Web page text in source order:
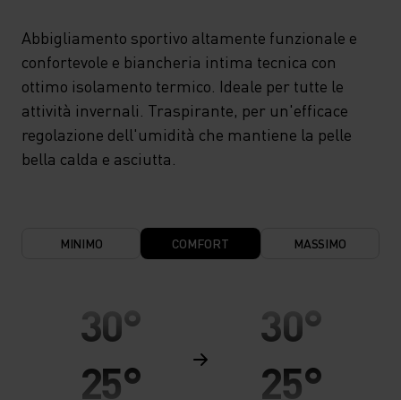
Abbigliamento sportivo altamente funzionale e
confortevole e biancheria intima tecnica con
ottimo isolamento termico. Ideale per tutte le
attività invernali. Traspirante, per un'efficace
regolazione dell'umidità che mantiene la pelle
bella calda e asciutta.
MINIMO COMFORT MASSIMO
30°
25°
30°
25°